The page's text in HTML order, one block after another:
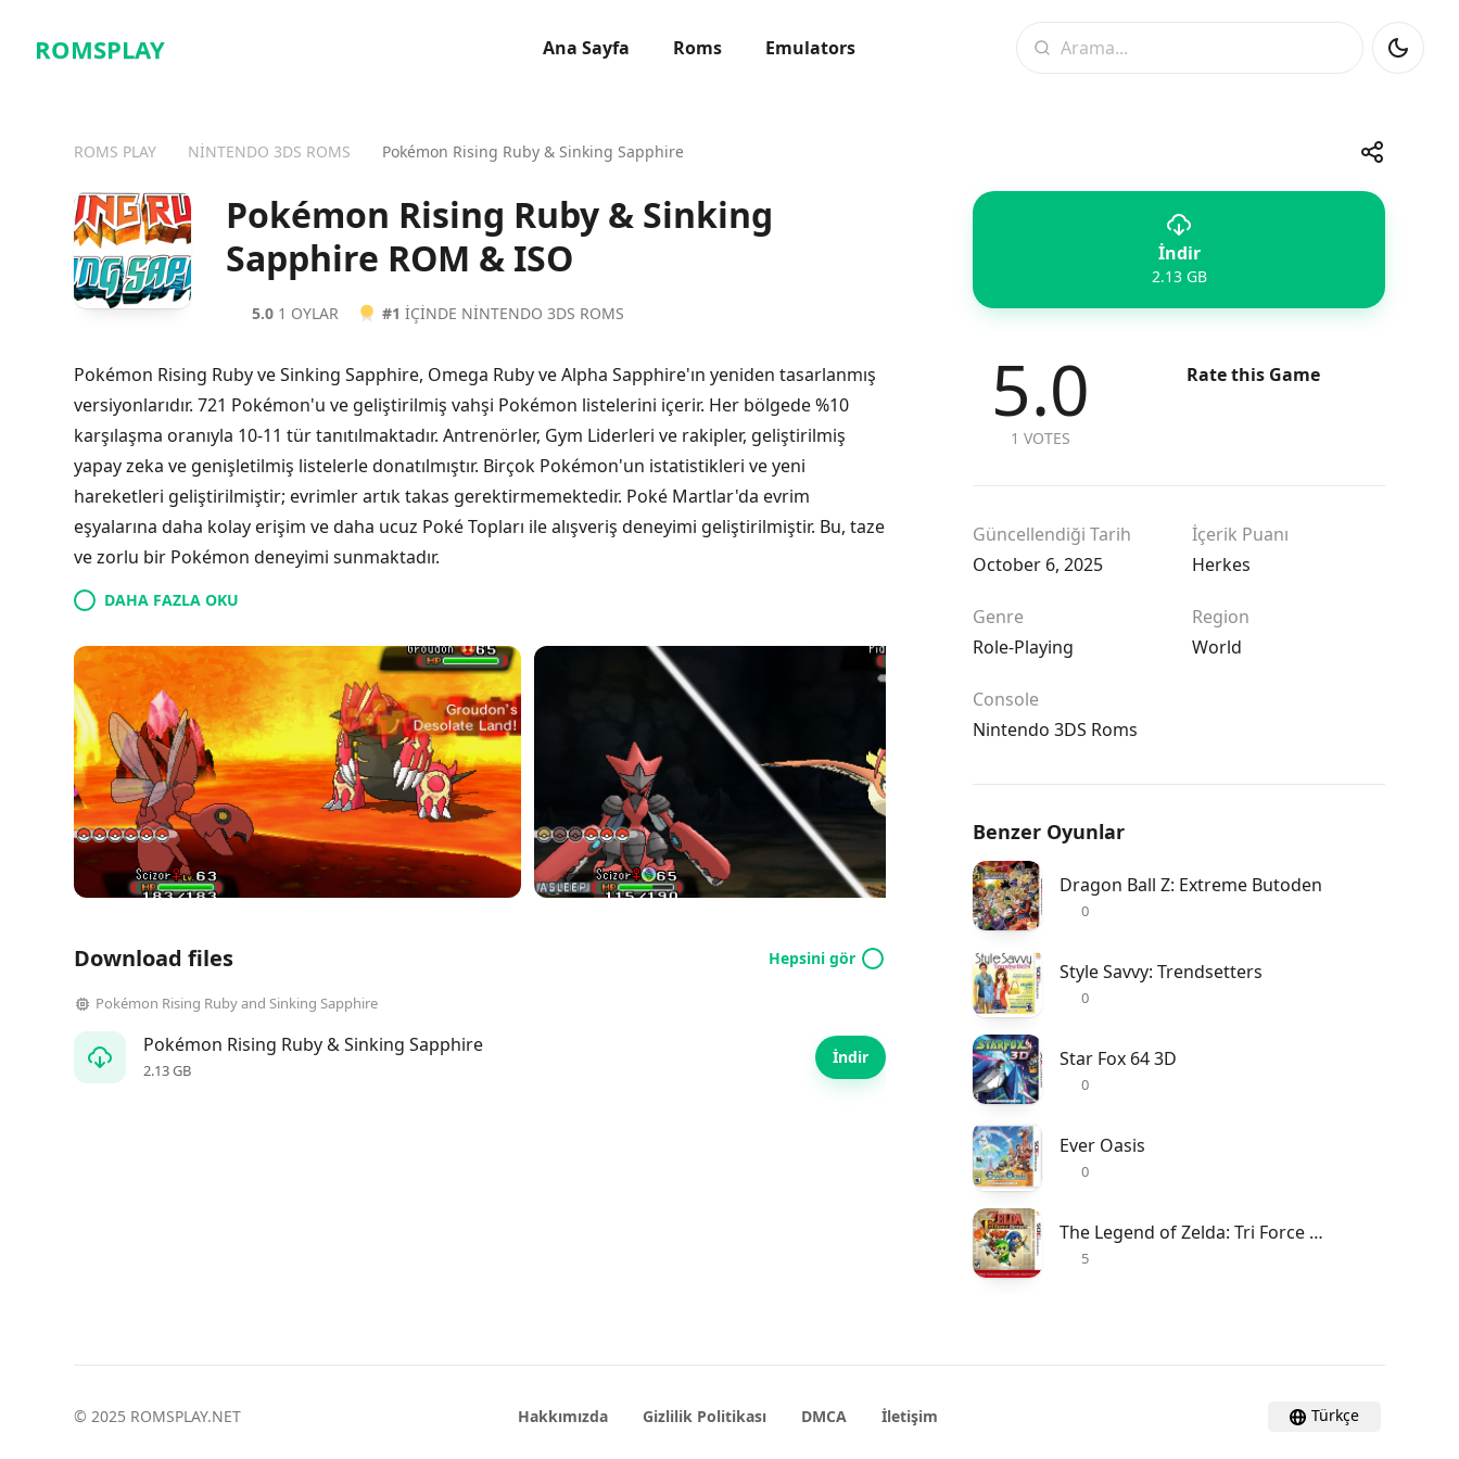
ROMSPLAY Ana Sayfa Roms
Emulators
ROMS PLAY NINTENDO 3DS ROMS Pokémon Rising Ruby & Sinking Sapphire Paylaş
Telegram
Pokémon Rising Ruby & Sinking
Sapphire ROM & ISO
5.0 1 OYLAR #1 IÇINDE NINTENDO 3DS ROMS
İndir
2.13 GB
Pokémon Rising Ruby ve Sinking Sapphire, Omega Ruby ve Alpha Sapphire'ın yeniden tasarlanmış
versiyonlarıdır. 721 Pokémon'u ve geliştirilmiş vahşi Pokémon listelerini içerir. Her bölgede %10
karşılaşma oranıyla 10-11 tür tanıtılmaktadır. Antrenörler, Gym Liderleri ve rakipler, geliştirilmiş
yapay zeka ve genişletilmiş listelerle donatılmıştır. Birçok Pokémon'un istatistikleri ve yeni
hareketleri geliştirilmiştir; evrimler artık takas gerektirmemektedir. Poké Martlar'da evrim
eşyalarına daha kolay erişim ve daha ucuz Poké Topları ile alışveriş deneyimi geliştirilmiştir. Bu, taze
ve zorlu bir Pokémon deneyimi sunmaktadır.
DAHA FAZLA OKU
Download files Hepsini gör
Pokémon Rising Ruby and Sinking Sapphire
Pokémon Rising Ruby & Sinking Sapphire
2.13 GB
İndir
5.0
1 VOTES
Rate this Game
Güncellendiği Tarih
October 6, 2025
İçerik Puanı
Herkes
Genre
Role-Playing
Region
World
Console
Nintendo 3DS Roms
Benzer Oyunlar
Dragon Ball Z: Extreme Butoden
0
Style Savvy: Trendsetters
0
Star Fox 64 3D
0
Ever Oasis
0
The Legend of Zelda: Tri Force Heroes
5
Hakkımızda Gizlilik Politikası DMCA İletişim
© 2025 ROMSPLAY.NET Türkçe